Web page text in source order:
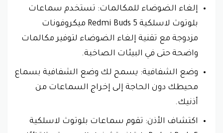
إلغاء الضوضاء للمكالمات: تستخدم سماعات
بلوتوث لاسلكية Redmi Buds 5 ميكروفونات
مزدوجة مع تقنية إلغاء الضوضاء لتوفير مكالمات
واضحة حتى في البيئات الصاخبة.
وضع الشفافية: يسمح لك وضع الشفافية بسماع
محيطك دون الحاجة إلى إخراج السماعات من
أذنيك.
اكتشاف الأذن: تقوم سماعات بلوتوث لاسلكية